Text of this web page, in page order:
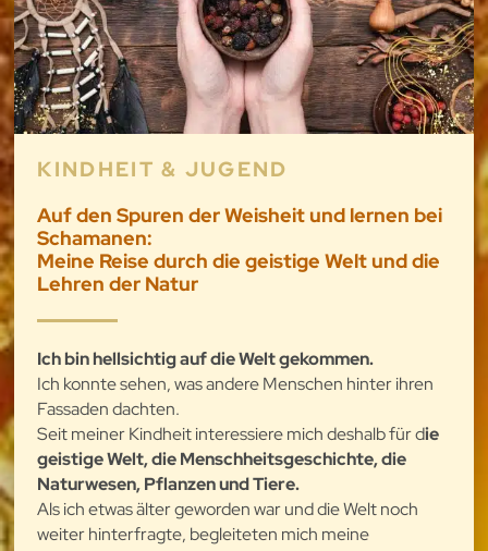
KINDHEIT & JUGEND
Auf den Spuren der Weisheit und lernen bei
Schamanen:
Meine Reise durch die geistige Welt und die
Lehren der Natur
Ich bin hellsichtig auf die Welt gekommen.
Ich konnte sehen, was andere Menschen hinter ihren
Fassaden dachten.
Seit meiner Kindheit interessiere mich deshalb für die
geistige Welt, die Menschheitsgeschichte, die
Naturwesen, Pflanzen und Tiere.
Als ich etwas älter geworden war und die Welt noch
weiter hinterfragte, begleiteten mich meine